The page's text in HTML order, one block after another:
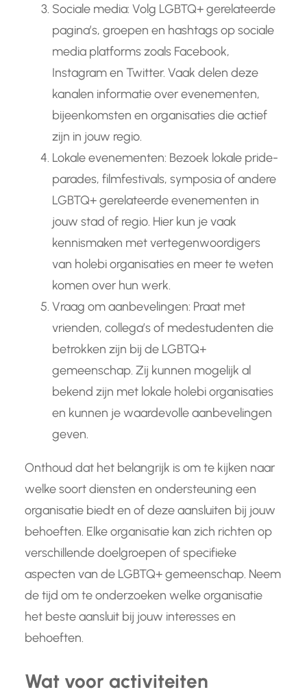
Sociale media: Volg LGBTQ+ gerelateerde
pagina’s, groepen en hashtags op sociale
media platforms zoals Facebook,
Instagram en Twitter. Vaak delen deze
kanalen informatie over evenementen,
bijeenkomsten en organisaties die actief
zijn in jouw regio.
Lokale evenementen: Bezoek lokale pride-
parades, filmfestivals, symposia of andere
LGBTQ+ gerelateerde evenementen in
jouw stad of regio. Hier kun je vaak
kennismaken met vertegenwoordigers
van holebi organisaties en meer te weten
komen over hun werk.
Vraag om aanbevelingen: Praat met
vrienden, collega’s of medestudenten die
betrokken zijn bij de LGBTQ+
gemeenschap. Zij kunnen mogelijk al
bekend zijn met lokale holebi organisaties
en kunnen je waardevolle aanbevelingen
geven.
Onthoud dat het belangrijk is om te kijken naar
welke soort diensten en ondersteuning een
organisatie biedt en of deze aansluiten bij jouw
behoeften. Elke organisatie kan zich richten op
verschillende doelgroepen of specifieke
aspecten van de LGBTQ+ gemeenschap. Neem
de tijd om te onderzoeken welke organisatie
het beste aansluit bij jouw interesses en
behoeften.
Wat voor activiteiten